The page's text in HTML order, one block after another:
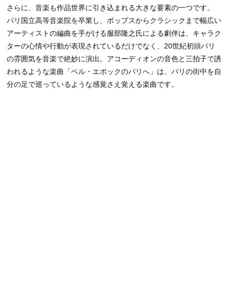
さらに、音楽も作品世界に引き込まれる大きな要素の一つです。
パリ国立高等音楽院を卒業し、ポップスからクラシックまで幅広い
アーティストの編曲を手がける服部隆之氏による劇伴は、キャラク
ターの心情や行動が表現されているだけでなく、20世紀初頭パリ
の雰囲気を音楽で絶妙に演出。アコーディオンの音色と三拍子で誘
われるような楽曲「ベル・エポックのパリへ」は、パリの街中を自
分の足で巡っているような感覚さえ覚える楽曲です。